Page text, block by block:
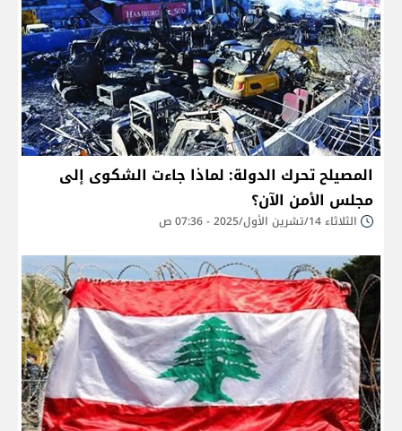
المصيلح تحرك الدولة: لماذا جاءت الشكوى إلى
مجلس الأمن الآن؟
الثلاثاء 14/تشرين الأول/2025 - 07:36 ص